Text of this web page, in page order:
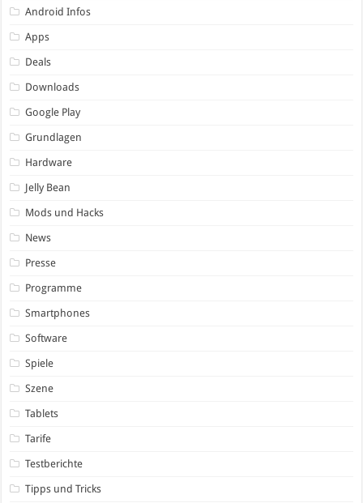
Android Infos
Apps
Deals
Downloads
Google Play
Grundlagen
Hardware
Jelly Bean
Mods und Hacks
News
Presse
Programme
Smartphones
Software
Spiele
Szene
Tablets
Tarife
Testberichte
Tipps und Tricks